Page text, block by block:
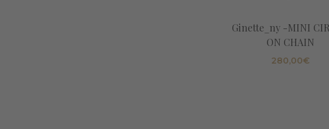
Ginette_ny -MINI
ON CHAIN
280,00€